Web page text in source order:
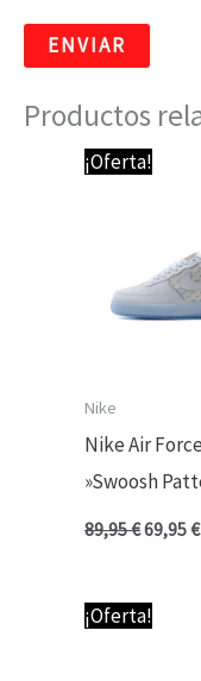
Productos
¡Oferta!
Nike
Nike Air
»Swoosh
89,95€
El
precio
69,95€
¡Oferta!
El
precio